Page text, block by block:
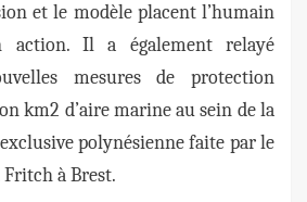
et le modèle placent l’humain
Il a également relayé
mesures de protection
km2 d’aire marine au sein de la
polynésienne faite par le
à Brest.